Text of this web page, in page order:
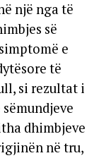
një nga të
së
e
të
si rezultat i
dhimbjeve
në tru,